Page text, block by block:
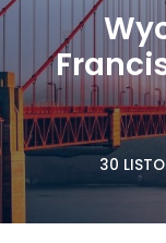
30